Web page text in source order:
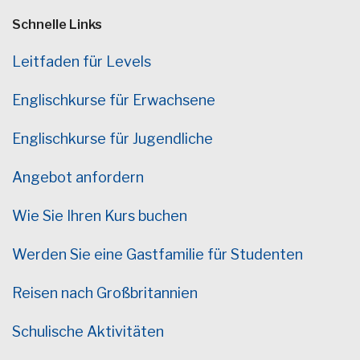
Schnelle Links
Leitfaden für Levels
Englischkurse für Erwachsene
Englischkurse für Jugendliche
Angebot anfordern
Wie Sie Ihren Kurs buchen
Werden Sie eine Gastfamilie für Studenten
Reisen nach Großbritannien
Schulische Aktivitäten